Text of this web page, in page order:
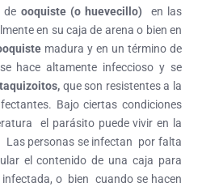
de ooquiste (o huevecillo)
en las
en su caja de arena o bien en
madura y en un término de
hace altamente infeccioso y se
taquizoitos, que son resistentes a la
Bajo ciertas condiciones
el parásito puede vivir en la
Las personas se infectan por falta
el contenido de una caja para
o bien cuando se hacen